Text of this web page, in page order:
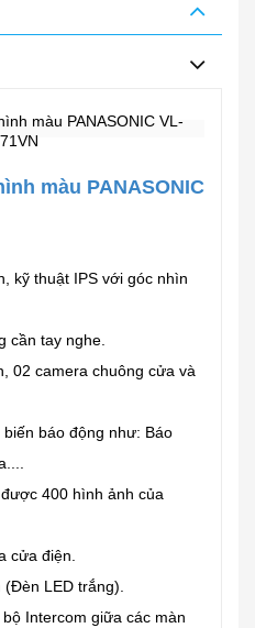
màu PANASONIC
kỹ thuật IPS với góc nhìn
cần tay nghe.
02 camera chuông cửa và
báo động như: Báo
400 hình ảnh của
cửa điện.
LED trắng).
Intercom giữa các màn